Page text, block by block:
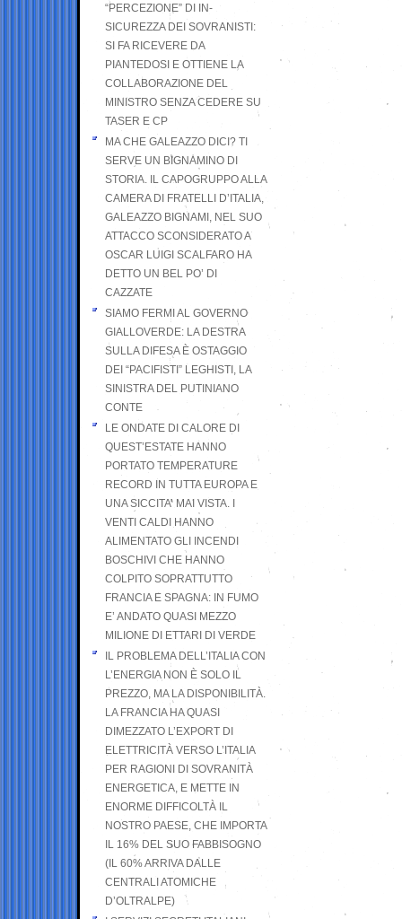
“PERCEZIONE” DI IN-
SICUREZZA DEI SOVRANISTI:
SI FA RICEVERE DA
PIANTEDOSI E OTTIENE LA
COLLABORAZIONE DEL
MINISTRO SENZA CEDERE SU
TASER E CP
MA CHE GALEAZZO DICI? TI
SERVE UN BIGNAMINO DI
STORIA. IL CAPOGRUPPO ALLA
CAMERA DI FRATELLI D’ITALIA,
GALEAZZO BIGNAMI, NEL SUO
ATTACCO SCONSIDERATO A
OSCAR LUIGI SCALFARO HA
DETTO UN BEL PO’ DI
CAZZATE
SIAMO FERMI AL GOVERNO
GIALLOVERDE: LA DESTRA
SULLA DIFESA È OSTAGGIO
DEI “PACIFISTI” LEGHISTI, LA
SINISTRA DEL PUTINIANO
CONTE
LE ONDATE DI CALORE DI
QUEST’ESTATE HANNO
PORTATO TEMPERATURE
RECORD IN TUTTA EUROPA E
UNA SICCITA’ MAI VISTA. I
VENTI CALDI HANNO
ALIMENTATO GLI INCENDI
BOSCHIVI CHE HANNO
COLPITO SOPRATTUTTO
FRANCIA E SPAGNA: IN FUMO
E’ ANDATO QUASI MEZZO
MILIONE DI ETTARI DI VERDE
IL PROBLEMA DELL’ITALIA CON
L’ENERGIA NON È SOLO IL
PREZZO, MA LA DISPONIBILITÀ.
LA FRANCIA HA QUASI
DIMEZZATO L’EXPORT DI
ELETTRICITÀ VERSO L’ITALIA
PER RAGIONI DI SOVRANITÀ
ENERGETICA, E METTE IN
ENORME DIFFICOLTÀ IL
NOSTRO PAESE, CHE IMPORTA
IL 16% DEL SUO FABBISOGNO
(IL 60% ARRIVA DALLE
CENTRALI ATOMICHE
D’OLTRALPE)